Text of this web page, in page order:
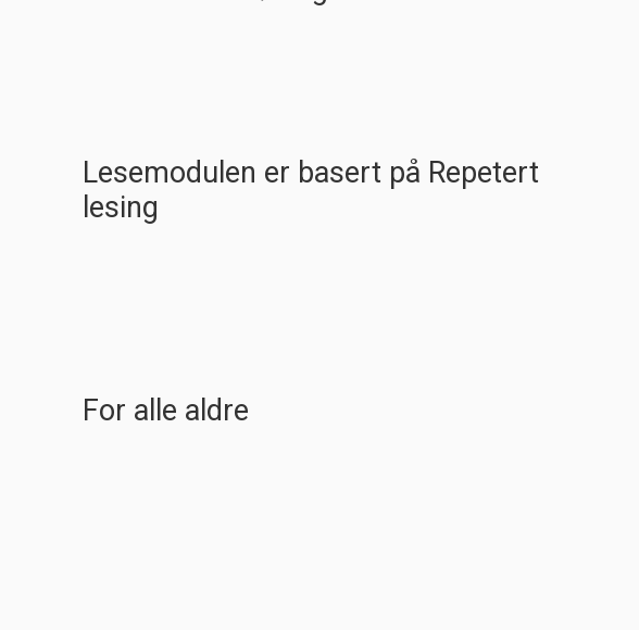
Lesemodulen er basert på Repetert
lesing
For alle aldre